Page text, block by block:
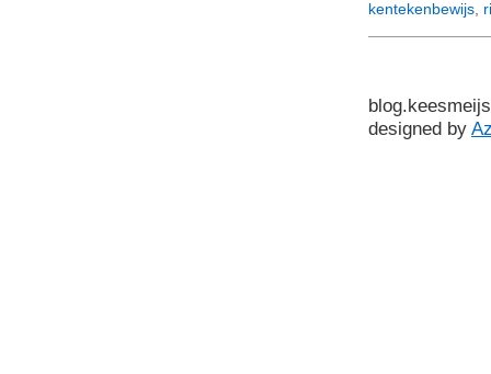
kentekenbewijs
designed by